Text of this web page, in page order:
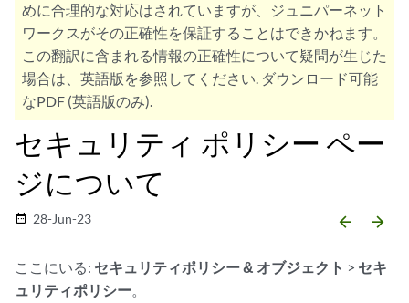
めに合理的な対応はされていますが、ジュニパーネット
ワークスがその正確性を保証することはできかねます。
この翻訳に含まれる情報の正確性について疑問が生じた
場合は、英語版を参照してください. ダウンロード可能
なPDF (英語版のみ).
セキュリティ ポリシー ペー
ジについて
date_range 28-Jun-23 arrow_backward arrow_forward
ここにいる: セキュリティポリシー & オブジェクト > セキ
ュリティポリシー。